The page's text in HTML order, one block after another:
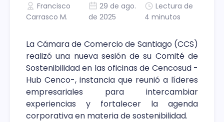
Francisco
Carrasco M.
29 de ago.
de 2025
Lectura de
4 minutos
La Cámara de Comercio de Santiago (CCS)
realizó una nueva sesión de su Comité de
Sostenibilidad en las oficinas de Cencosud -
Hub Cenco-, instancia que reunió a líderes
empresariales para intercambiar
experiencias y fortalecer la agenda
corporativa en materia de sostenibilidad.